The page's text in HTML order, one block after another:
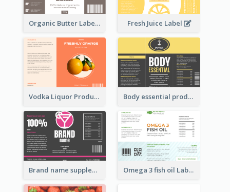
Organic Butter Label Fresh Juice Label
Vodka Liquor Product Label Body essential product label
Brand name supplement Label Omega 3 fish oil Label